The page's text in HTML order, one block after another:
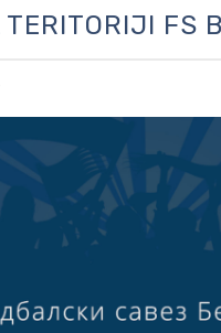
TERITORIJI FS